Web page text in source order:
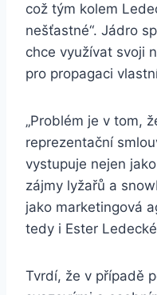
což tým kolem
nešťastné“. Jádro
chce využívat svoji
pro propagaci
„Problém je v tom,
reprezentační
vystupuje nejen
zájmy lyžařů a
jako marketingová
tedy i Ester
Tvrdí, že v případě